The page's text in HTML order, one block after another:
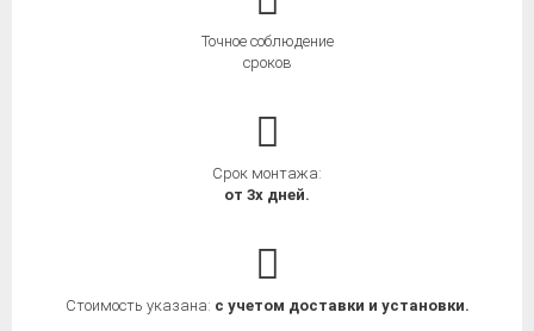
Точное соблюдение
сроков
Срок монтажа:
от 3х дней.
Стоимость указана: с учетом доставки и установки.